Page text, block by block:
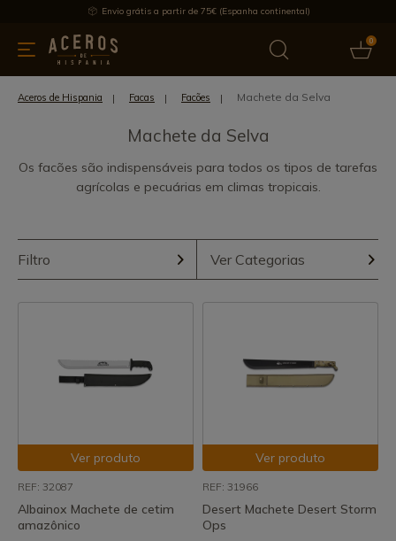
Envio grátis a partir de 75€ (Espanha continental)
0
& Utensílios de cozinha Oferece Últimas notícias
Aceros de Hispania Facas Facões Machete da Selva
Machete da Selva
Os facões são indispensáveis para todos os tipos de tarefas
agrícolas e pecuárias em climas tropicais.
Filtro Ver Categorias
Ver produto
REF: 32087
Albainox Machete de cetim
amazônico
Ver produto
REF: 31966
Desert Machete Desert Storm
Ops